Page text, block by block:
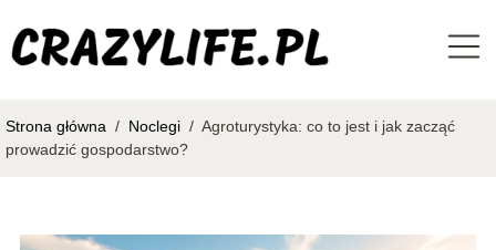
Strona główna / Noclegi / Agroturystyka: co to jest i jak zacząć
prowadzić gospodarstwo?